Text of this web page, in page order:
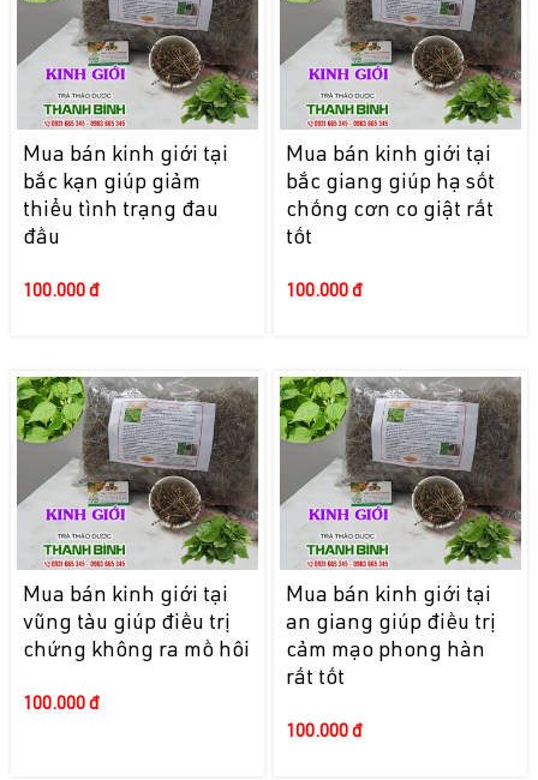
Mua bán kinh giới tại
bắc kạn giúp giảm
thiểu tình trạng đau
đầu
100.000 đ
Mua bán kinh giới tại
bắc giang giúp hạ sốt
chống cơn co giật rất
tốt
100.000 đ
Mua bán kinh giới tại
vũng tàu giúp điều trị
chứng không ra mồ hôi
100.000 đ
Mua bán kinh giới tại
an giang giúp điều trị
cảm mạo phong hàn
rất tốt
100.000 đ